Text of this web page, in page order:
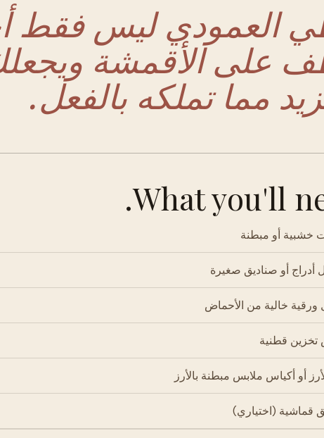
العمودي ليس فقط
على الأقمشة
مما تملكه بالفعل.
What you'll
خشبية أو مبطنة
أدراج أو صناديق صغيرة
ورقية خالية من الأحماض
تخزين قطنية
أو أكياس ملابس مبطنة بالأرز
قماشية (اختياري)